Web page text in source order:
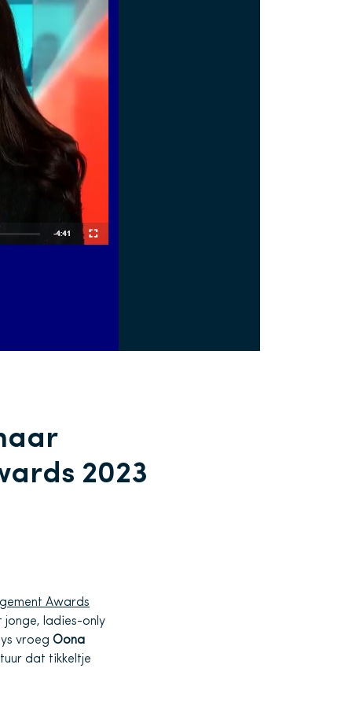
2023
Awards
jonge, ladies-only
vroeg Oona
dat tikkeltje